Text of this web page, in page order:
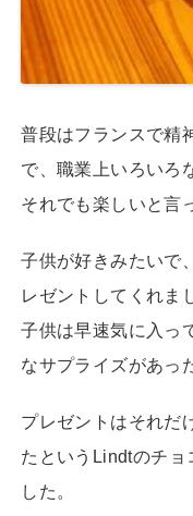
普段はフランスで精
で、職業上いろいろ
それでも楽しいと言
子供が好きみたいで
レゼントしてくれま
子供は早速気に入っ
なサプライズがあっ
プレゼントはそれだ
たというLindtのチョ
した。